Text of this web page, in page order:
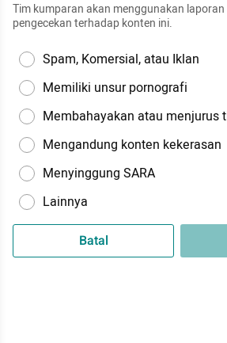
Tim kumparan akan menggunakan
pengecekan terhadap konten ini.
Spam, Komersial, atau Iklan
Memiliki unsur pornografi
Membahayakan atau menjurus
Mengandung konten kekerasan
Menyinggung SARA
Lainnya
Batal